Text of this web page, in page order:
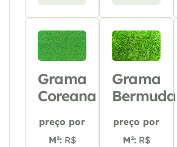
Grama
Coreana
preço por
M²: R$
Grama
Bermuda
preço por
M²: R$